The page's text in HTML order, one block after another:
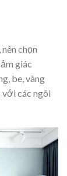
chọn
giác
be, vàng
với các ngôi